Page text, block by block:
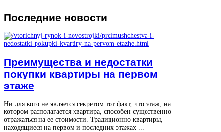
Последние новости
Преимущества и недостатки
покупки квартиры на первом
этаже
Ни для кого не является секретом тот факт, что этаж, на
котором располагается квартира, способен существенно
отражаться на ее стоимости. Традиционно квартиры,
находящиеся на первом и последних этажах ...